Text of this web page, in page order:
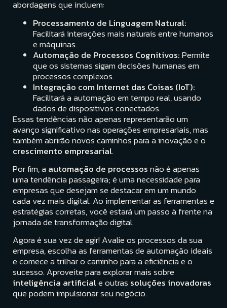
abordagens que incluem:
Processamento de Linguagem Natural:
Facilitará interações mais naturais entre humanos
e máquinas.
Automação de Processos Cognitivos:Permite
que os sistemas sigam decisões humanas em
processos complexos.
Integração com Internet das Coisas (IoT):
Facilitará a automação em tempo real, usando
dados de dispositivos conectados.
Essas tendências não apenas representarão um
avanço significativo nas operações empresariais, mas
também abrirão novos caminhos para a inovação e o
crescimento empresarial.
Por fim, a automação de processosnão é apenas
uma tendência passageira; é uma necessidade para
empresas que desejam se destacar em um mundo
cada vez mais digital. Ao implementar as ferramentas e
estratégias corretas, você estará um passo à frente na
jornada de transformação digital.
Agora é sua vez de agir! Avalie os processos da sua
empresa, escolha as ferramentas de automação ideais
e comece a trilhar o caminho para a eficiência e o
sucesso. Aproveite para explorar mais sobre
inteligência artificiale outras soluções inovadoras
que podem impulsionar seu negócio.